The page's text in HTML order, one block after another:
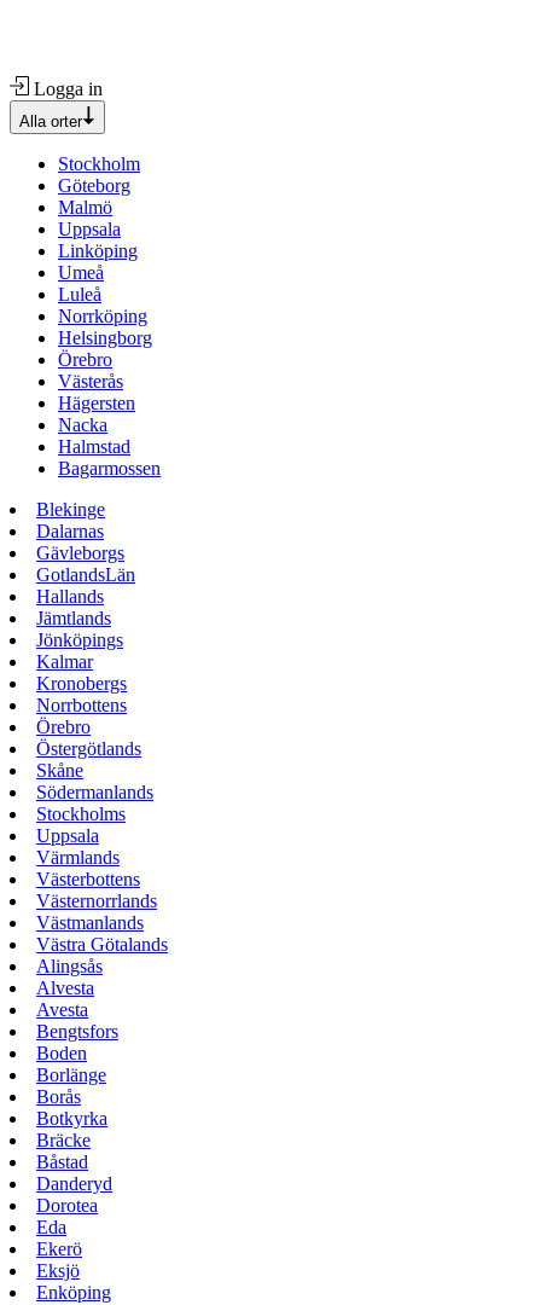
Logga in
Alla orter
Stockholm
Göteborg
Malmö
Uppsala
Linköping
Umeå
Luleå
Norrköping
Helsingborg
Örebro
Västerås
Hägersten
Nacka
Halmstad
Bagarmossen
Blekinge
Dalarnas
Gävleborgs
GotlandsLän
Hallands
Jämtlands
Jönköpings
Kalmar
Kronobergs
Norrbottens
Örebro
Östergötlands
Skåne
Södermanlands
Stockholms
Uppsala
Värmlands
Västerbottens
Västernorrlands
Västmanlands
Västra Götalands
Alingsås
Alvesta
Avesta
Bengtsfors
Boden
Borlänge
Borås
Botkyrka
Bräcke
Båstad
Danderyd
Dorotea
Eda
Ekerö
Eksjö
Enköping